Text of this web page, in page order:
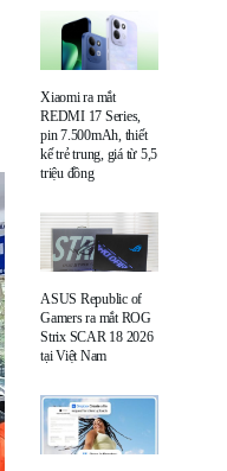
Xiaomi ra mắt
REDMI 17 Series,
pin 7.500mAh, thiết
kế trẻ trung, giá từ 5,5
triệu đồng
ASUS Republic of
Gamers ra mắt ROG
Strix SCAR 18 2026
tại Việt Nam